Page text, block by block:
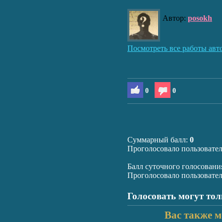
Автор: posokh
Посмотреть все работы
0 0
Суммарный балл: 0
Проголосовало
Балл суточного
Проголосовало
Голосовать могут
Вас также